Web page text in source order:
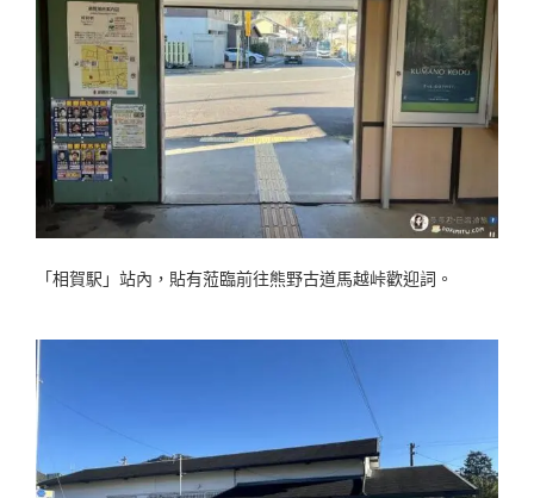
「相賀駅」站內，貼有蒞臨前往熊野古道馬越峠歡迎詞。